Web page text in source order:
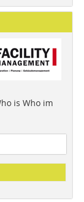
is Who im